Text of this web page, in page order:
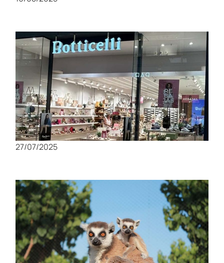
Compras en Murcia: Los mejores mercados y
tiendas locales
27/07/2025